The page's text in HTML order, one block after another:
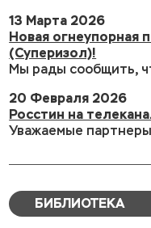
13 Марта 2026
Новая огнеупорная
(Суперизол)!
Мы рады сообщить,
20 Февраля 2026
Росстин на
Уважаемые
БИБЛИОТЕКА